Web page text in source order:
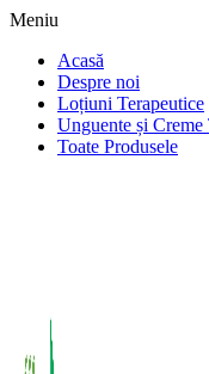
Meniu
Acasă
Despre noi
Loțiuni Terapeutice
Unguente și Creme
Toate Produsele